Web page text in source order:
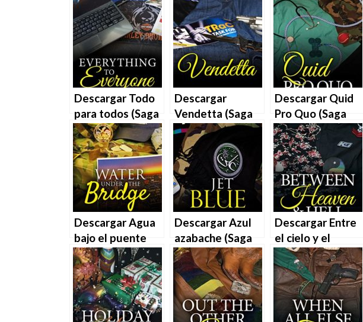
Descargar Todo
para todos (Saga
Weho 9) de
Sherryl D.
Hancock en EPUB
| PDF | MOBI
Descargar
Vendetta (Saga
Weho 7) de
Sherryl D.
Hancock en EPUB
| PDF | MOBI
Descargar Quid
Pro Quo (Saga
Weho 12) de
Sherryl D.
Hancock en EPUB
| PDF | MOBI
Descargar Agua
bajo el puente
(Saga Weho 6) de
Sherryl D.
Hancock en EPUB
| PDF | MOBI
Descargar Azul
azabache (Saga
Weho 5) de
Sherryl D.
Hancock en EPUB
| PDF | MOBI
Descargar Entre
el cielo y el
infierno (Saga
Weho 14) de
Sherryl D.
Hancock en EPUB
| PDF | MOBI